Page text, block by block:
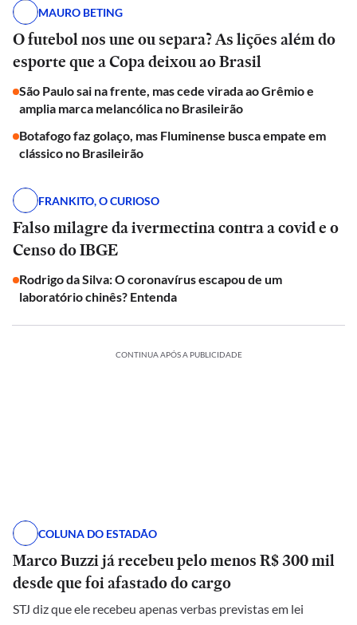
MAURO BETING
O futebol nos une ou separa? As lições além do
esporte que a Copa deixou ao Brasil
São Paulo sai na frente, mas cede virada ao Grêmio e
amplia marca melancólica no Brasileirão
Botafogo faz golaço, mas Fluminense busca empate em
clássico no Brasileirão
FRANKITO, O CURIOSO
Falso milagre da ivermectina contra a covid e o
Censo do IBGE
Rodrigo da Silva: O coronavírus escapou de um
laboratório chinês? Entenda
CONTINUA APÓS A PUBLICIDADE
COLUNA DO ESTADÃO
Marco Buzzi já recebeu pelo menos R$ 300 mil
desde que foi afastado do cargo
STJ diz que ele recebeu apenas verbas previstas em lei